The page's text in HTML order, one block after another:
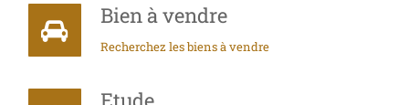
Bien à vendre
Recherchez les biens à vendre